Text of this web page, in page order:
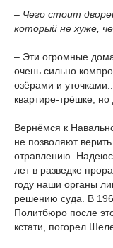
– Чего стоит
который не хуже,
– Эти огромные
очень сильно
озёрами и
квартире-трёшке,
Вернёмся к
не позволяют
отравлению.
лет в разведке
году наши органы
решению суда. В
Политбюро после
кстати, погорел